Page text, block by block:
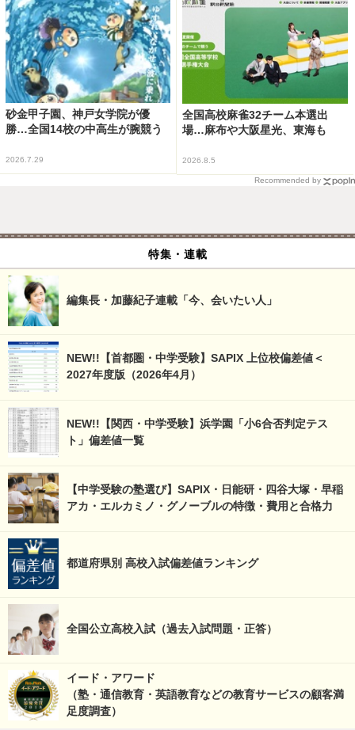
砂金甲子園、神戸女学院が優
勝…全国14校の中高生が腕競う
2026.7.29
全国高校麻雀32チーム本選出
場…麻布や大阪星光、東海も
2026.8.5
Recommended by
特集・連載
編集長・加藤紀子連載「今、会いたい人」
NEW!!【首都圏・中学受験】SAPIX 上位校偏差値＜
2027年度版（2026年4月）
NEW!!【関西・中学受験】浜学園「小6合否判定テス
ト」偏差値一覧
【中学受験の塾選び】SAPIX・日能研・四谷大塚・早稲
アカ・エルカミノ・グノーブルの特徴・費用と合格力
都道府県別 高校入試偏差値ランキング
全国公立高校入試（過去入試問題・正答）
イード・アワード
（塾・通信教育・英語教育などの教育サービスの顧客満
足度調査）